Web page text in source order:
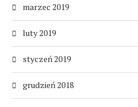
marzec 2019
luty 2019
styczeń 2019
grudzień 2018